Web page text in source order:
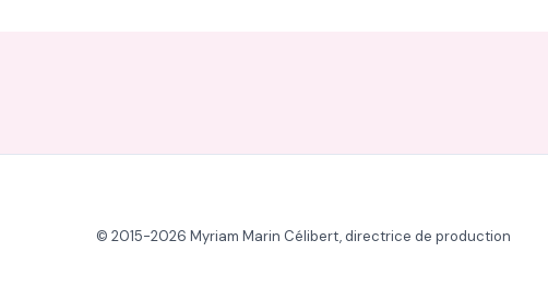
© 2015-2026 Myriam Marin Célibert, directrice de production